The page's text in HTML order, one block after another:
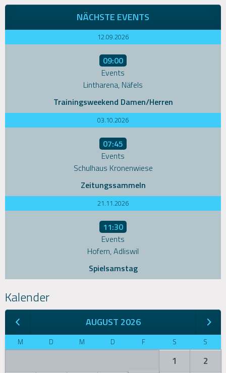
NÄCHSTE EVENTS
12.09.2026
09:00
Events
Lintharena, Näfels
Trainingsweekend Damen/Herren
03.10.2026
07:45
Events
Schulhaus Kronenwiese
Zeitungssammeln
21.11.2026
11:30
Events
Hofern, Adliswil
Spielsamstag
Kalender
AUGUST 2026
M D M D F S S
1
2